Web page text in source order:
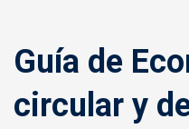
Guía de
circular y